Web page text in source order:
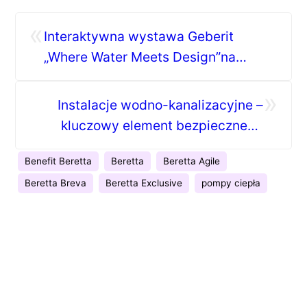
Interaktywna wystawa Geberit
„Where Water Meets Design”na
»
Instalacje wodno-kanalizacyjne –
kluczowy element bezpiecznego
Benefit Beretta Beretta
Beretta Agile
Beretta Breva
Beretta Exclusive pompy ciepła